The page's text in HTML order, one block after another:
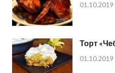
01.10.2019
Торт
01.10.2019